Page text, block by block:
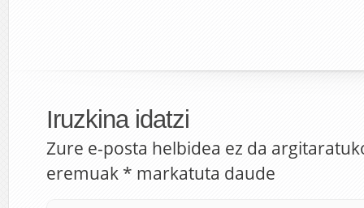
Iruzkina idatzi
Zure e-posta helbidea ez da
eremuak * markatuta daude